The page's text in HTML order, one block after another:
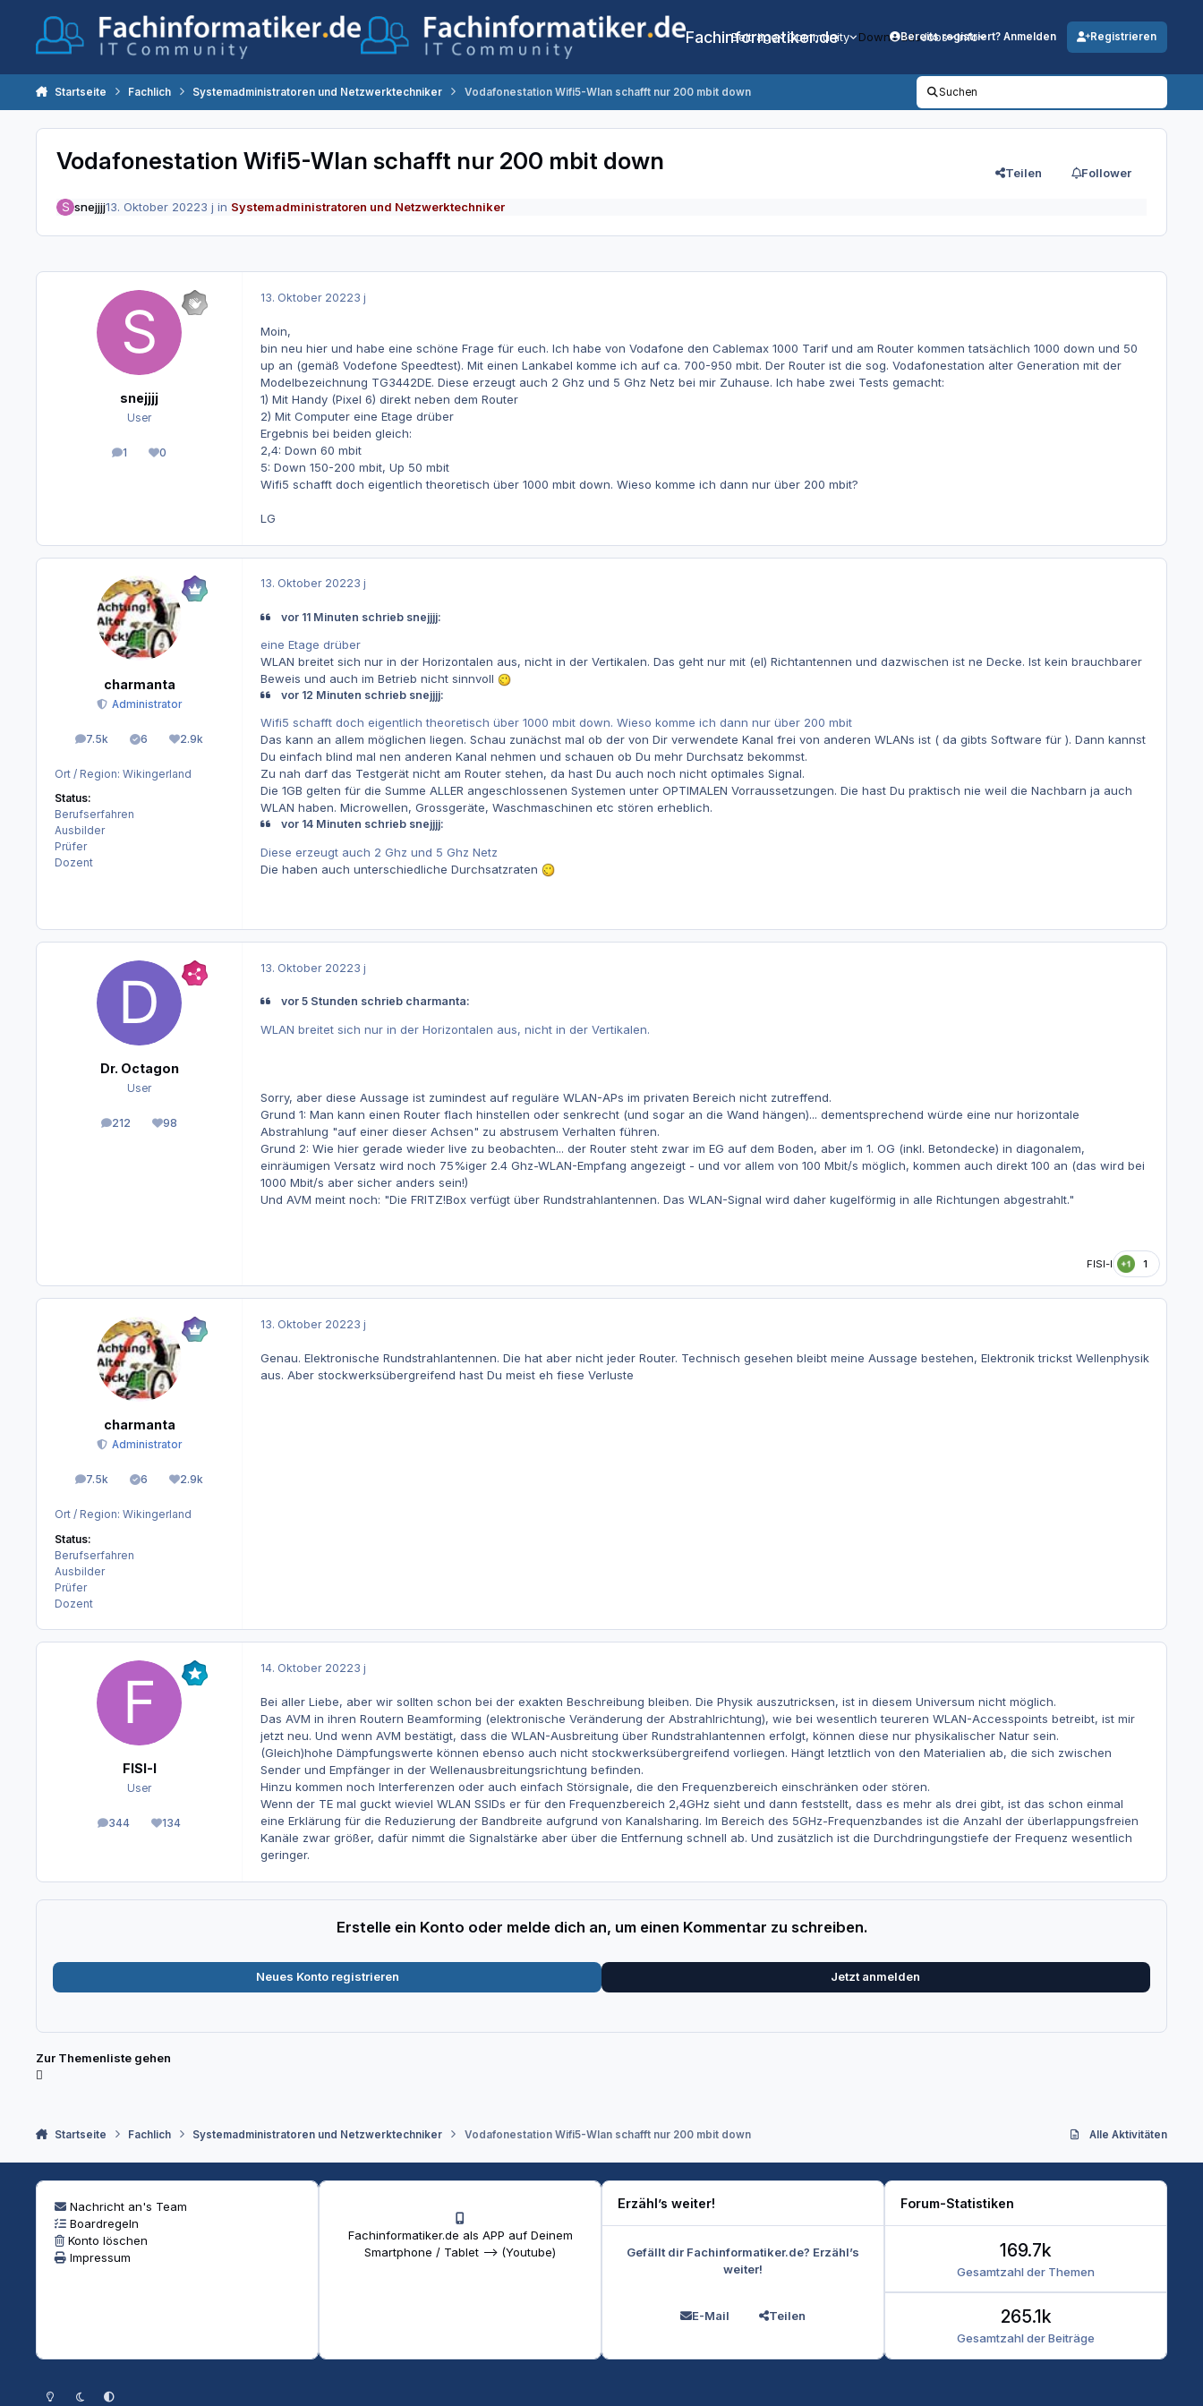
Fachinformatiker.de
Beiträge Community DownloadsJobs Info
Bereits registriert? Anmelden Registrieren
Startseite Fachlich Systemadministratoren und Netzwerktechniker Vodafonestation Wifi5-Wlan schafft nur 200 mbit down Suchen
Vodafonestation Wifi5-Wlan schafft nur 200 mbit down Teilen Follower
snejjjj13. Oktober 20223 j in Systemadministratoren und Netzwerktechniker
snejjjj
User
1
Beiträge0
Reputation
13. Oktober 20223 j
Moin,
bin neu hier und habe eine schöne Frage für euch. Ich habe von Vodafone den Cablemax 1000 Tarif und am Router kommen tatsächlich 1000 down und 50
up an (gemäß Vodefone Speedtest). Mit einen Lankabel komme ich auf ca. 700-950 mbit. Der Router ist die sog. Vodafonestation alter Generation mit der
Modelbezeichnung TG3442DE. Diese erzeugt auch 2 Ghz und 5 Ghz Netz bei mir Zuhause. Ich habe zwei Tests gemacht:
1) Mit Handy (Pixel 6) direkt neben dem Router
2) Mit Computer eine Etage drüber
Ergebnis bei beiden gleich:
2,4: Down 60 mbit
5: Down 150-200 mbit, Up 50 mbit
Wifi5 schafft doch eigentlich theoretisch über 1000 mbit down. Wieso komme ich dann nur über 200 mbit?
LG
charmanta
Administrator
7.5k
Beiträge 6
Lösungen2.9k
Reputation
Ort / Region: Wikingerland
Status:
Berufserfahren
Ausbilder
Prüfer
Dozent
13. Oktober 20223 j
vor 11 Minuten schrieb snejjjj:
eine Etage drüber
WLAN breitet sich nur in der Horizontalen aus, nicht in der Vertikalen. Das geht nur mit (el) Richtantennen und dazwischen ist ne Decke. Ist kein brauchbarer
Beweis und auch im Betrieb nicht sinnvoll
vor 12 Minuten schrieb snejjjj:
Wifi5 schafft doch eigentlich theoretisch über 1000 mbit down. Wieso komme ich dann nur über 200 mbit
Das kann an allem möglichen liegen. Schau zunächst mal ob der von Dir verwendete Kanal frei von anderen WLANs ist ( da gibts Software für ). Dann kannst
Du einfach blind mal nen anderen Kanal nehmen und schauen ob Du mehr Durchsatz bekommst.
Zu nah darf das Testgerät nicht am Router stehen, da hast Du auch noch nicht optimales Signal.
Die 1GB gelten für die Summe ALLER angeschlossenen Systemen unter OPTIMALEN Vorraussetzungen. Die hast Du praktisch nie weil die Nachbarn ja auch
WLAN haben. Microwellen, Grossgeräte, Waschmaschinen etc stören erheblich.
vor 14 Minuten schrieb snejjjj:
Diese erzeugt auch 2 Ghz und 5 Ghz Netz
Die haben auch unterschiedliche Durchsatzraten
Dr. Octagon
User
212
Beiträge 98
Reputation
13. Oktober 20223 j
vor 5 Stunden schrieb charmanta:
WLAN breitet sich nur in der Horizontalen aus, nicht in der Vertikalen.
Sorry, aber diese Aussage ist zumindest auf reguläre WLAN-APs im privaten Bereich nicht zutreffend.
Grund 1: Man kann einen Router flach hinstellen oder senkrecht (und sogar an die Wand hängen)... dementsprechend würde eine nur horizontale
Abstrahlung "auf einer dieser Achsen" zu abstrusem Verhalten führen.
Grund 2: Wie hier gerade wieder live zu beobachten... der Router steht zwar im EG auf dem Boden, aber im 1. OG (inkl. Betondecke) in diagonalem,
einräumigen Versatz wird noch 75%iger 2.4 Ghz-WLAN-Empfang angezeigt - und vor allem von 100 Mbit/s möglich, kommen auch direkt 100 an (das wird bei
1000 Mbit/s aber sicher anders sein!)
Und AVM meint noch: "Die FRITZ!Box verfügt über Rundstrahlantennen. Das WLAN-Signal wird daher kugelförmig in alle Richtungen abgestrahlt."
FISI-I 1
charmanta
Administrator
7.5k
Beiträge 6
Lösungen2.9k
Reputation
Ort / Region: Wikingerland
Status:
Berufserfahren
Ausbilder
Prüfer
Dozent
13. Oktober 20223 j
Genau. Elektronische Rundstrahlantennen. Die hat aber nicht jeder Router. Technisch gesehen bleibt meine Aussage bestehen, Elektronik trickst Wellenphysik
aus. Aber stockwerksübergreifend hast Du meist eh fiese Verluste
FISI-I
User
344
Beiträge 134
Reputation
14. Oktober 20223 j
Bei aller Liebe, aber wir sollten schon bei der exakten Beschreibung bleiben. Die Physik auszutricksen, ist in diesem Universum nicht möglich.
Das AVM in ihren Routern Beamforming (elektronische Veränderung der Abstrahlrichtung), wie bei wesentlich teureren WLAN-Accesspoints betreibt, ist mir
jetzt neu. Und wenn AVM bestätigt, dass die WLAN-Ausbreitung über Rundstrahlantennen erfolgt, können diese nur physikalischer Natur sein.
(Gleich)hohe Dämpfungswerte können ebenso auch nicht stockwerksübergreifend vorliegen. Hängt letztlich von den Materialien ab, die sich zwischen
Sender und Empfänger in der Wellenausbreitungsrichtung befinden.
Hinzu kommen noch Interferenzen oder auch einfach Störsignale, die den Frequenzbereich einschränken oder stören.
Wenn der TE mal guckt wieviel WLAN SSIDs er für den Frequenzbereich 2,4GHz sieht und dann feststellt, dass es mehr als drei gibt, ist das schon einmal
eine Erklärung für die Reduzierung der Bandbreite aufgrund von Kanalsharing. Im Bereich des 5GHz-Frequenzbandes ist die Anzahl der überlappungsfreien
Kanäle zwar größer, dafür nimmt die Signalstärke aber über die Entfernung schnell ab. Und zusätzlich ist die Durchdringungstiefe der Frequenz wesentlich
geringer.
Erstelle ein Konto oder melde dich an, um einen Kommentar zu schreiben.
Neues Konto registrieren Jetzt anmelden
Zur Themenliste gehen
Startseite Fachlich Systemadministratoren und Netzwerktechniker Vodafonestation Wifi5-Wlan schafft nur 200 mbit down Alle Aktivitäten
Nachricht an's Team
Boardregeln
Konto löschen
Impressum
Fachinformatiker.de als APP auf Deinem
Smartphone / Tablet --> (Youtube)
Erzähl’s weiter!
Gefällt dir Fachinformatiker.de? Erzähl’s
weiter!
E-Mail Teilen
Forum-Statistiken
Gesamtzahl der Themen
169.7k
Gesamtzahl der Beiträge
265.1k
Heller ModusDunkler Modus
Systemeinstellung